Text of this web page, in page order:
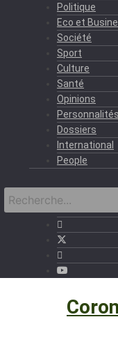
Politique
Eco et
Société
Sport
Culture
Santé
Opinions
Personnalités
Dossiers
International
People